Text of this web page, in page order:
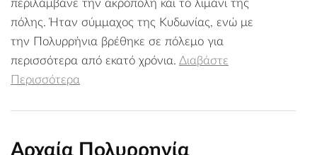
περιλάμβανε την ακρόπολη και το λιμάνι της
πόλης. Ήταν σύμμαχος της Κυδωνίας, ενώ με
την Πολυρρήνια βρέθηκε σε πόλεμο για
περισσότερα από εκατό χρόνια. Διαβάστε
Περισσότερα
Αρχαία Πολυρρηνία